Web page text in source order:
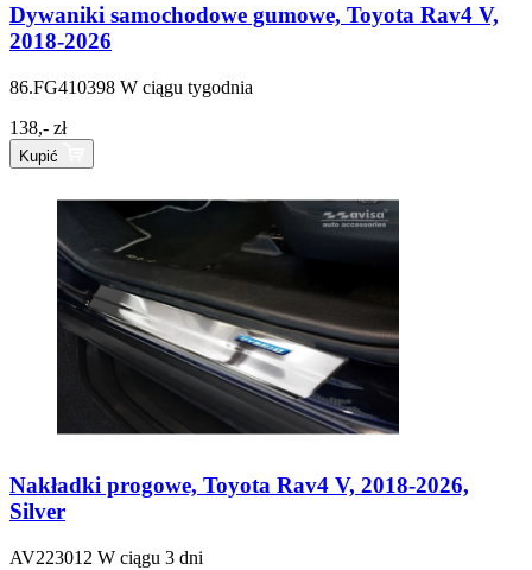
Dywaniki samochodowe gumowe, Toyota Rav4 V,
2018-2026
86.FG410398 W ciągu tygodnia
138,- zł
Kupić
Nakładki progowe, Toyota Rav4 V, 2018-2026,
Silver
AV223012 W ciągu 3 dni